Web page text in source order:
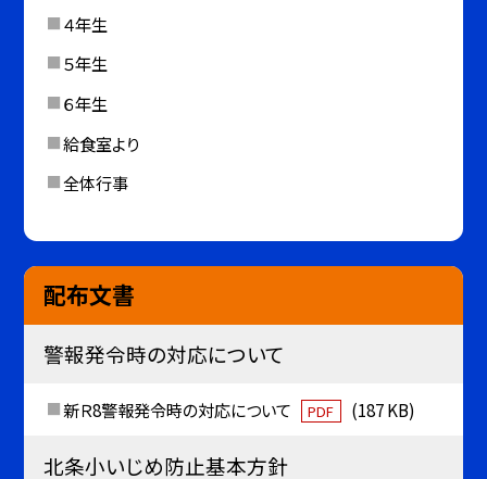
４年生
５年生
６年生
給食室より
全体行事
配布文書
警報発令時の対応について
新Ｒ8警報発令時の対応について PDF (187 KB)
北条小いじめ防止基本方針